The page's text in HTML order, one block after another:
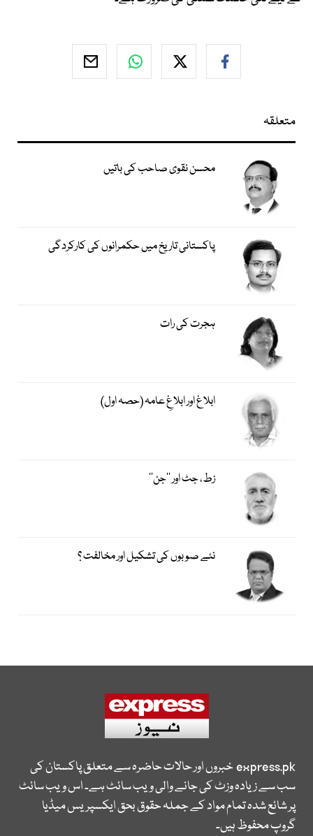
متعلقہ
محسن نقوی صاحب کی باتیں
پاکستانی تاریخ میں حکمرانوں کی کارکردگی
ہجرت کی رات
ابلاغ اور ابلاغِ عامہ (حصہ اول)
زط، جٹ اور ’’جن‘‘
نئے صوبوں کی تشکیل اور مخالفت ؟
express.pkخبروں اور حالات حاضرہ سے متعلق پاکستان کی
سب سے زیادہ وزٹ کی جانے والی ویب سائٹ ہے۔ اس ویب سائٹ
پر شائع شدہ تمام مواد کے جملہ حقوق بحق ایکسپریس میڈیا
گروپ محفوظ ہیں۔